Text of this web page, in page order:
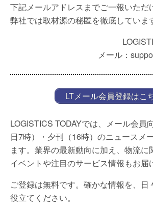
下記メールアドレスまでご一報いただ
弊社では取材源の秘匿を徹底していま
メール：
LTメール会員登録はこ
LOGISTICS TODAYでは、メール会員
日7時）・夕刊（16時）のニュースメ
ます。業界の最新動向に加え、物流に
イベントや注目のサービス情報もお届
ご登録は無料です。確かな情報を、日
役立てください。